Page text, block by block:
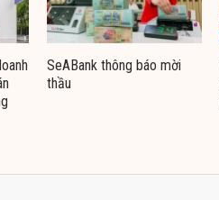
SeABank thông báo mời
thầu